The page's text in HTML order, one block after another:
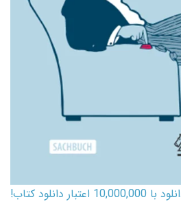
کارت اعتباری کتاب دانلود با 10,000,000 اعتبار دانلود کتاب!